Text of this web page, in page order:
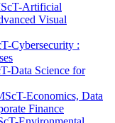
Artificial
Visual
Cybersecurity :
Data Science for
Economics, Data
Finance